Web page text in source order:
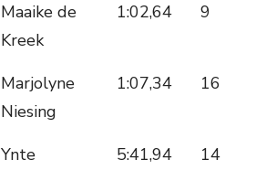
Maaike de
Kreek
1:02,64 9
Marjolyne
Niesing
1:07,34 16
Ynte
5:41,94 14